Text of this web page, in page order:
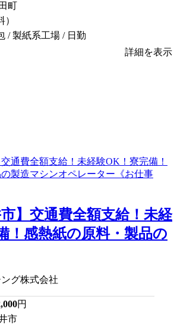
町
/ 製紙系工場 / 日勤
詳細を表示
市】交通費全額支給！未経
！感熱紙の原料・製品の
グ株式会社
円
市